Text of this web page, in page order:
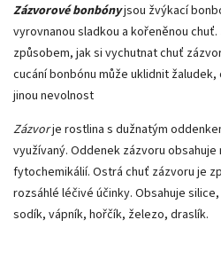
Zázvorové bonbónyjsou žvýkací
vyrovnanou sladkou a kořeněnou
způsobem, jak si vychutnat chuť
cucání bonbónu může uklidnit
jinou nevolnost
Zázvorje rostlina s dužnatým
využívaný. Oddenek zázvoru obsahuje
fytochemikálií. Ostrá chuť zázvoru je
rozsáhlé léčivé účinky. Obsahuje
sodík, vápník, hořčík, železo, draslík.